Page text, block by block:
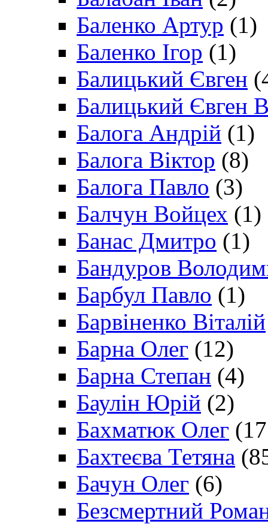
Баленко Артур (1)
Баленко Ігор (1)
Балицький Євген
Балицький Євген
Балога Андрій (1)
Балога Віктор (8)
Балога Павло (3)
Балчун Войцех (1)
Банас Дмитро (1)
Бандуров
Барбул Павло (1)
Барвіненко Віталій
Барна Олег (12)
Барна Степан (4)
Баулін Юрій (2)
Бахматюк Олег
Бахтеєва Тетяна
Бачун Олег (6)
Безсмертний